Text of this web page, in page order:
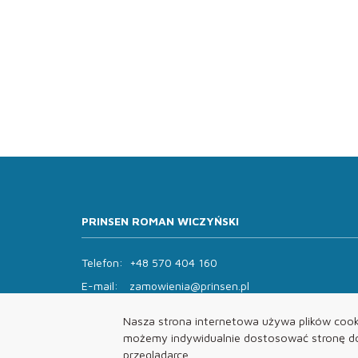
Nasza strona internetowa używa plików
możemy indywidualnie dostosować stronę
przeglądarce.
PRINSEN ROMAN WICZYŃSKI
Telefon:
+48 570 404 160
E-mail:
zamowienia@prinsen.pl
Pon - Pt: 8:00 - 14:00 Sob: zamknięte